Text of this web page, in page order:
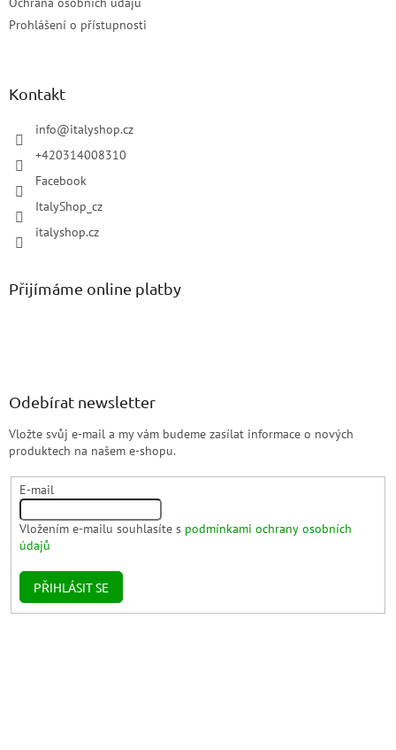
Prohlášení o přístupnosti
Kontakt
info@italyshop.cz
+420314008310
Facebook
ItalyShop_cz
italyshop.cz
Přijímáme online platby
Odebírat newsletter
Vložte svůj e-mail a my vám budeme zasílat informace o nových
produktech na našem e-shopu.
E-mail
Vložením e-mailu souhlasíte s podmínkami ochrany osobních
údajů
PŘIHLÁSIT SE